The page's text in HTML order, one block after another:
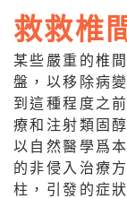
救救椎
某些嚴重的椎
盤，以移除病
到這種程度之
療和注射類固
以自然醫學爲
的非侵入治療
柱，引發的症